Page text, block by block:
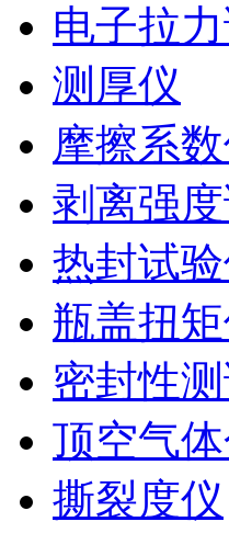
电子拉
测厚仪
摩擦系
剥离强
热封试
瓶盖扭
密封性
顶空气
撕裂度仪